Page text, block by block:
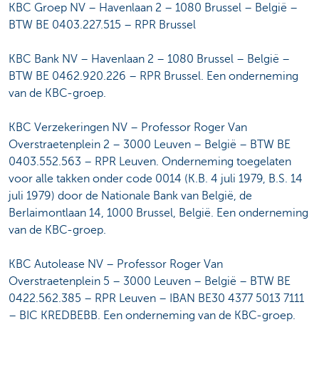
KBC Groep NV – Havenlaan 2 – 1080 Brussel – België –
BTW BE 0403.227.515 – RPR Brussel
KBC Bank NV – Havenlaan 2 – 1080 Brussel – België –
BTW BE 0462.920.226 – RPR Brussel. Een onderneming
van de KBC-groep.
KBC Verzekeringen NV – Professor Roger Van
Overstraetenplein 2 – 3000 Leuven – België – BTW BE
0403.552.563 – RPR Leuven. Onderneming toegelaten
voor alle takken onder code 0014 (K.B. 4 juli 1979, B.S. 14
juli 1979) door de Nationale Bank van België, de
Berlaimontlaan 14, 1000 Brussel, België. Een onderneming
van de KBC-groep.
KBC Autolease NV – Professor Roger Van
Overstraetenplein 5 – 3000 Leuven – België – BTW BE
0422.562.385 – RPR Leuven – IBAN BE30 4377 5013 7111
– BIC KREDBEBB. Een onderneming van de KBC-groep.